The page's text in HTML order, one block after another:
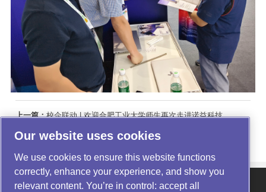
上一篇：校企联动 | 欢迎合肥工业大学师生再次走进诺益科技
下一篇：
展会回顾 | 诺益科技精彩亮相 CIBF 2026
关于我们| 产品中心 | 行业应用
Our website uses cookies
We use cookies to ensure this website functions
correctly, enhance your experience, and show you
relevant content. You’re in control: accept all